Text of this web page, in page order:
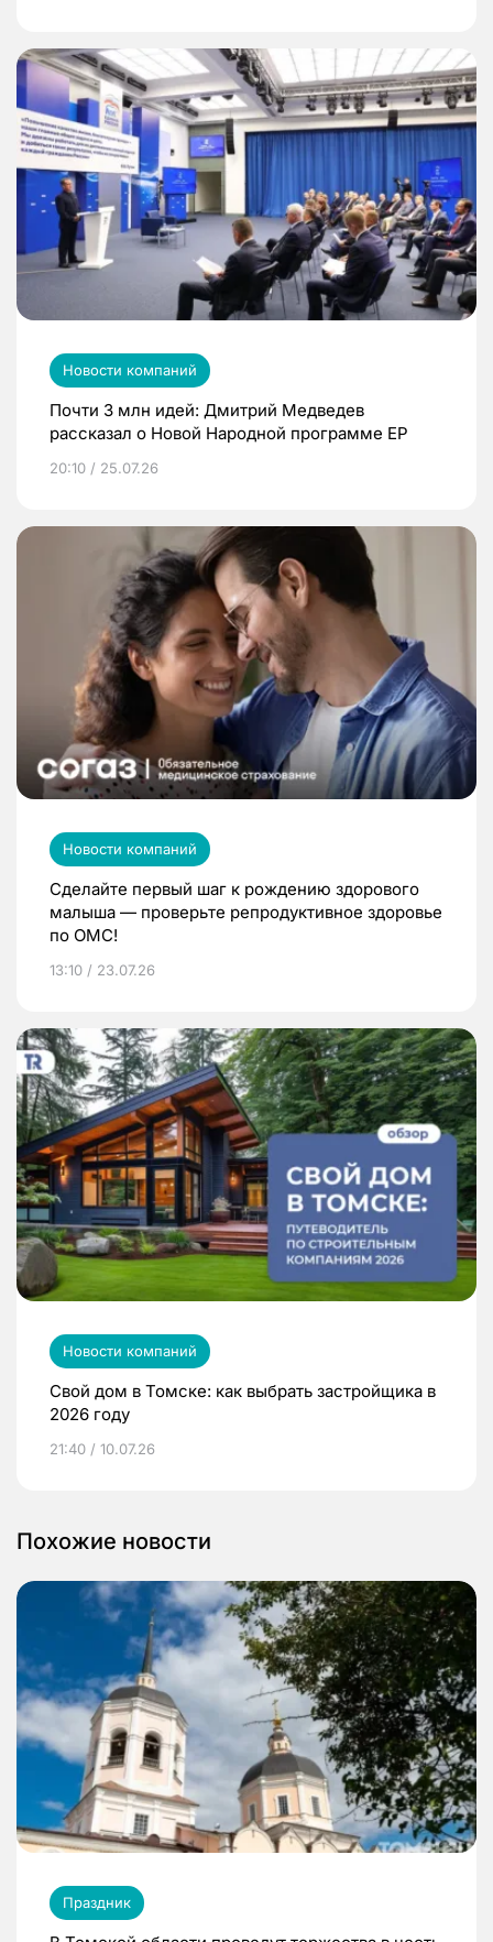
Новости компаний
Почти 3 млн идей: Дмитрий Медведев
рассказал о Новой Народной программе ЕР
20:10 / 25.07.26
Новости компаний
Сделайте первый шаг к рождению здорового
малыша — проверьте репродуктивное здоровье
по ОМС!
13:10 / 23.07.26
Новости компаний
Свой дом в Томске: как выбрать застройщика в
2026 году
21:40 / 10.07.26
Похожие новости
Праздник